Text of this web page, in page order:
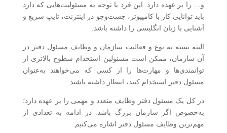
و… را بر عهده دارد. این فرد با توجه به مسئولیت‌هایی که دارد
باید توانایی کار با کامپیوتر، جست‌وجو در اینترنت، تایپ سریع و
آشنایی با زبان انگلیسی را داشته باشد.
البته بسته به نوع و فعالیت سازمان و وظایف مسئول دفتر در
آن سازمان، ممکن است مسئولین استخدام سطوح بالاتری از
توانمندی‌ها و مهارت‌ها را از کسی که می‌خواهند به‌عنوان
مسئول دفتر استخدام کنند، انتظار داشته باشند.
در کل یک مسئول دفتر وظایف متعدد و مهمی را بر عهده دارد؛
به‌خصوص اگر سازمان بزرگ باشد. در ادامه به تعدادی از
مهم‌ترین وظایف مسئول دفتر اشاره می‌کنیم: